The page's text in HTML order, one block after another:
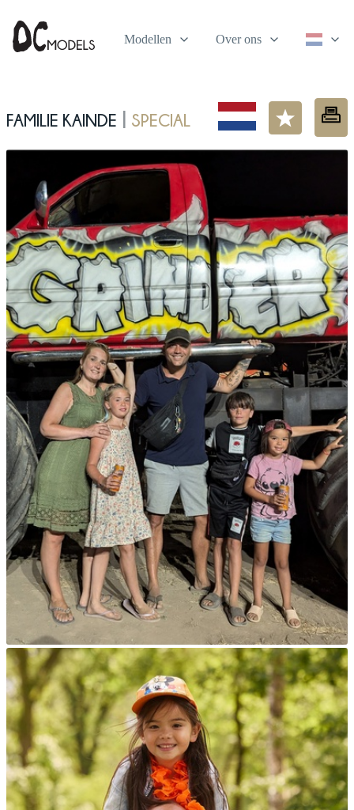
Modellen Over ons
Familie Kainde | Special